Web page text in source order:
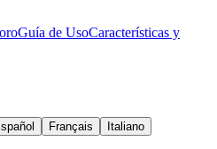
Guía de UsoCaracterísticas y
Français Italiano